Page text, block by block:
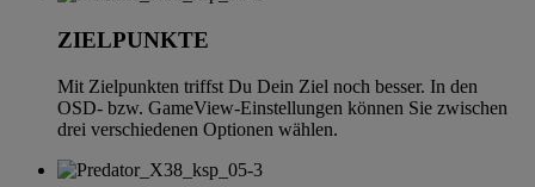
ZIELPUNKTE
Mit Zielpunkten triffst Du Dein Ziel noch besser. In den
OSD- bzw. GameView-Einstellungen können Sie zwischen
drei verschiedenen Optionen wählen.